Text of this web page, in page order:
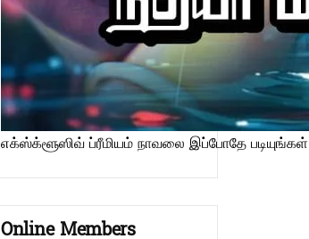
எக்ஸ்க்ளூஸிவ் ப்ரீமியம் நாவலை இப்போதே
Online Members